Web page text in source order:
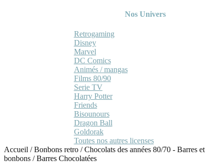
Nos Univers
Retrogaming
Disney
Marvel
DC Comics
Animés / mangas
Films 80/90
Serie TV
Harry Potter
Friends
Bisounours
Dragon Ball
Goldorak
Toutes nos autres licenses
Accueil /Bonbons retro /Chocolats des années 80/70 - Barres et
bonbons /Barres Chocolatées